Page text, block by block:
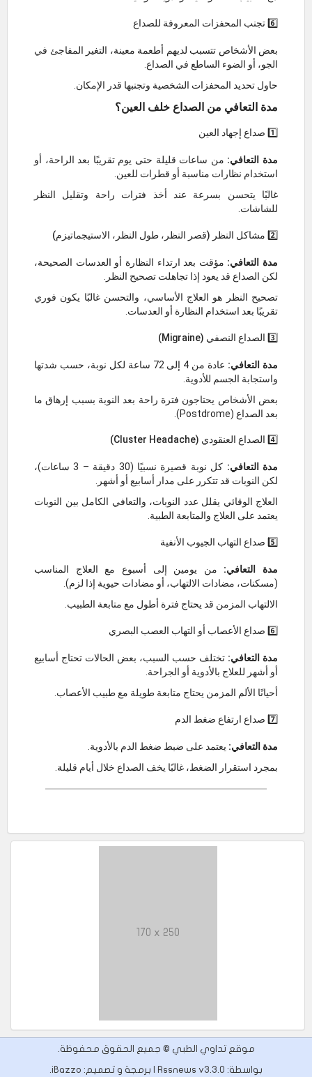
6️⃣ تجنب المحفزات المعروفة للصداع
بعض الأشخاص تتسبب لديهم أطعمة معينة، التغير المفاجئ في
الجو، أو الضوء الساطع في الصداع.
حاول تحديد المحفزات الشخصية وتجنبها قدر الإمكان.
مدة التعافي من الصداع خلف العين؟
1️⃣ صداع إجهاد العين
مدة التعافي: من ساعات قليلة حتى يوم تقريبًا بعد الراحة، أو
استخدام نظارات مناسبة أو قطرات للعين.
غالبًا يتحسن بسرعة عند أخذ فترات راحة وتقليل النظر
للشاشات.
2️⃣ مشاكل النظر (قصر النظر، طول النظر، الاستيجماتيزم)
مدة التعافي: مؤقت بعد ارتداء النظارة أو العدسات الصحيحة،
لكن الصداع قد يعود إذا تجاهلت تصحيح النظر.
تصحيح النظر هو العلاج الأساسي، والتحسن غالبًا يكون فوري
تقريبًا بعد استخدام النظارة أو العدسات.
3️⃣ الصداع النصفي (Migraine)
مدة التعافي:
عادة من 4 إلى 72 ساعة لكل نوبة، حسب شدتها
واستجابة الجسم للأدوية.
بعض الأشخاص يحتاجون فترة راحة بعد النوبة بسبب إرهاق ما
بعد الصداع (Postdrome).
4️⃣ الصداع العنقودي (Cluster Headache)
مدة التعافي:
كل نوبة قصيرة نسبيًا (30 دقيقة – 3 ساعات)،
لكن النوبات قد تتكرر على مدار أسابيع أو أشهر.
العلاج الوقائي يقلل عدد النوبات، والتعافي الكامل بين النوبات
يعتمد على العلاج والمتابعة الطبية.
5️⃣ صداع التهاب الجيوب الأنفية
مدة التعافي: من يومين إلى أسبوع مع العلاج المناسب
(مسكنات، مضادات الالتهاب، أو مضادات حيوية إذا لزم).
الالتهاب المزمن قد يحتاج فترة أطول مع متابعة الطبيب.
6️⃣ صداع الأعصاب أو التهاب العصب البصري
مدة التعافي: تختلف حسب السبب، بعض الحالات تحتاج أسابيع
أو أشهر للعلاج بالأدوية أو الجراحة.
أحيانًا الألم المزمن يحتاج متابعة طويلة مع طبيب الأعصاب.
7️⃣ صداع ارتفاع ضغط الدم
مدة التعافي: يعتمد على ضبط ضغط الدم بالأدوية.
بمجرد استقرار الضغط، غالبًا يخف الصداع خلال أيام قليلة.
170 x 250
موقع تداوي الطبي © جميع الحقوق محفوظة.
بواسطة: Rssnews v3.3.0 | برمجة و تصميم:
iBazzo